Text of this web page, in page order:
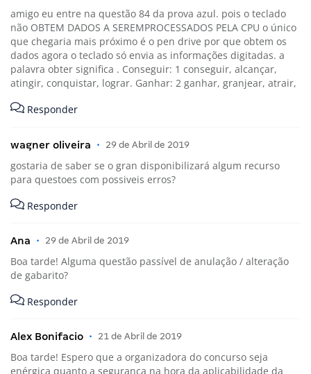
amigo eu entre na questão 84 da prova azul. pois o teclado
não OBTEM DADOS A SEREMPROCESSADOS PELA CPU o único
que chegaria mais próximo é o pen drive por que obtem os
dados agora o teclado só envia as informações digitadas. a
palavra obter significa . Conseguir: 1 conseguir, alcançar,
atingir, conquistar, lograr. Ganhar: 2 ganhar, granjear, atrair,
Responder
wagner oliveira • 29 de Abril de 2019
gostaria de saber se o gran disponibilizará algum recurso
para questoes com possiveis erros?
Responder
Ana • 29 de Abril de 2019
Boa tarde! Alguma questão passível de anulação / alteração
de gabarito?
Responder
Alex Bonifacio • 21 de Abril de 2019
Boa tarde! Espero que a organizadora do concurso seja
enérgica quanto a segurança na hora da aplicabilidade da